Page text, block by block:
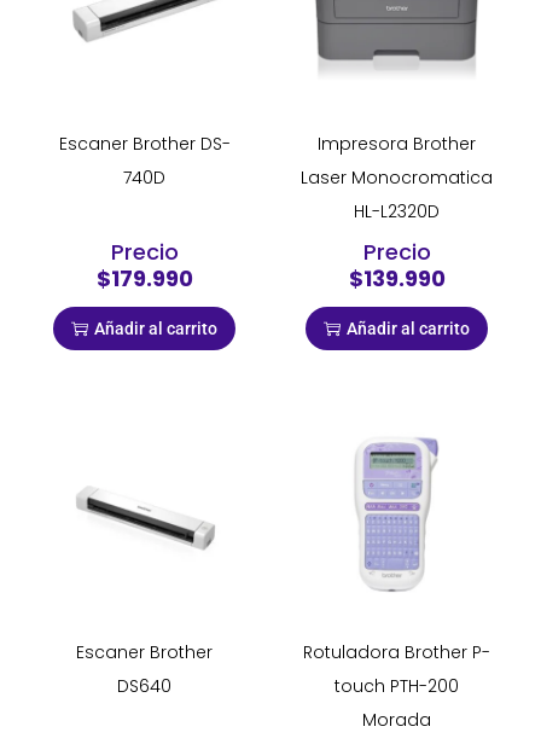
Escaner Brother DS-
740D
Precio
$179.990
Añadir al carrito
Impresora Brother
Laser Monocromatica
HL-L2320D
Precio
$139.990
Añadir al carrito
Escaner Brother
DS640
Rotuladora Brother P-
touch PTH-200
Morada